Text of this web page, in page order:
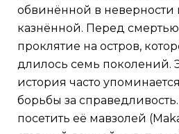
обвинённой в неверности
казнённой. Перед
проклятие на остров,
длилось семь поколений.
история часто
борьбы за
посетить её мавзолей